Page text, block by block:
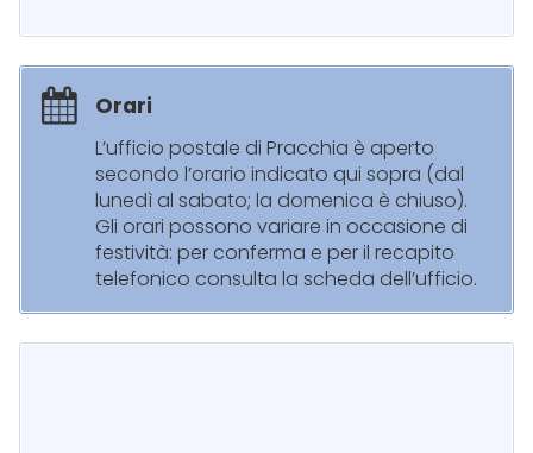
Orari
L’ufficio postale di Pracchia è aperto
secondo l’orario indicato qui sopra (dal
lunedì al sabato; la domenica è chiuso).
Gli orari possono variare in occasione di
festività: per conferma e per il recapito
telefonico consulta la scheda dell’ufficio.